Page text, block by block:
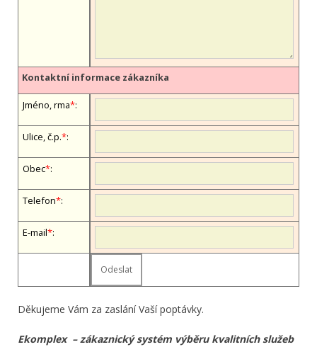
Kontaktní informace zákazníka
Jméno, firma*:
Ulice, č.p.*:
Obec*:
Telefon*:
E-mail*:
Děkujeme Vám za zaslání Vaší poptávky.
Ekomplex – zákaznický systém výběru kvalitních služeb